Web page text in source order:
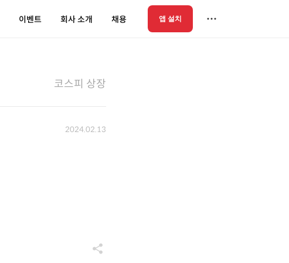
이벤트 회사 소개 채용 앱 설치
코스피 상장
2024.02.13